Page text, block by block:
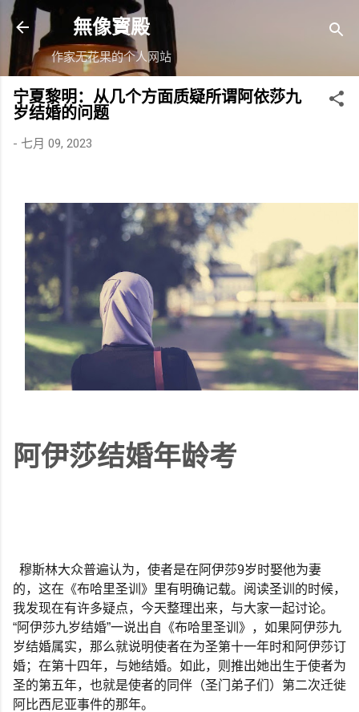
跳至主要内容
無像寳殿
作家无花果的个人网站
宁夏黎明：从几个方面质疑所谓阿依莎九
岁结婚的问题
- 七月 09, 2023
阿伊莎结婚年龄考
穆斯林大众普遍认为，使者是在阿伊莎9岁时娶他为妻
的，这在《布哈里圣训》里有明确记载。阅读圣训的时候，
我发现在有许多疑点，今天整理出来，与大家一起讨论。
“阿伊莎九岁结婚”一说出自《布哈里圣训》，如果阿伊莎九
岁结婚属实，那么就说明使者在为圣第十一年时和阿伊莎订
婚；在第十四年，与她结婚。如此，则推出她出生于使者为
圣的第五年，也就是使者的同伴（圣门弟子们）第二次迁徙
阿比西尼亚事件的那年。